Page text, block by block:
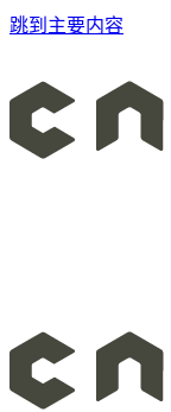
跳到主要内容